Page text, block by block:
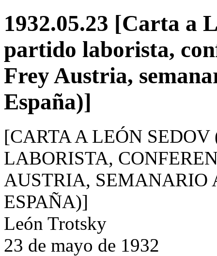
1932.05.23 [Carta a
partido laborista,
Frey Austria,
España)]
[CARTA A LEÓN
LABORISTA,
AUSTRIA, SEMANARIO
ESPAÑA)]
León Trotsky
23 de mayo de 1932